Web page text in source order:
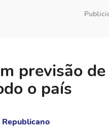
previsão
o país
Republicano